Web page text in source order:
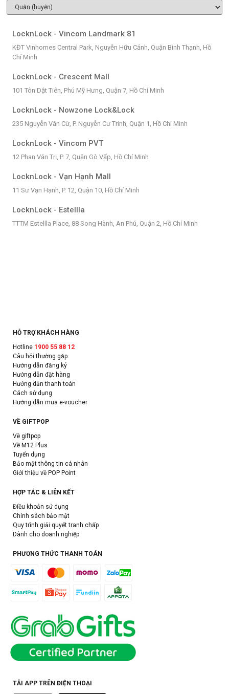
LocknLock - Vincom Landmark 81
KĐT Vinhomes Central Park, Nguyễn Hữu Cảnh, Quận Bình Thạnh, Hồ
Chí Minh
LocknLock - Crescent Mall
101 Tôn Dật Tiên, Phú Mỹ Hưng, Quận 7, Hồ Chí Minh
LocknLock - Nowzone Lock&Lock
235 Nguyễn Văn Cừ, P. Nguyễn Cư Trinh, Quận 1, Hồ Chí Minh
LocknLock - Vincom PVT
12 Phan Văn Trị, P. 7, Quận Gò Vấp, Hồ Chí Minh
LocknLock - Vạn Hạnh Mall
11 Sư Vạn Hạnh, P. 12, Quận 10, Hồ Chí Minh
LocknLock - Estellla
TTTM Estellla Place, 88 Song Hành, An Phú, Quận 2, Hồ Chí Minh
HỖ TRỢ KHÁCH HÀNG
Hotline 1900 55 88 12
Câu hỏi thường gặp
Hướng dẫn đăng ký
Hướng dẫn đặt hàng
Hướng dẫn thanh toán
Cách sử dụng
Hướng dẫn mua e-voucher
VỀ GIFTPOP
Về giftpop
Về M12 Plus
Tuyển dụng
Bảo mật thông tin cá nhân
Giới thiệu về POP Point
HỢP TÁC & LIÊN KẾT
Điều khoản sử dụng
Chính sách bảo mật
Quy trình giải quyết tranh chấp
Dành cho doanh nghiệp
PHƯƠNG THỨC THANH TOÁN
TẢI APP TRÊN ĐIỆN THOẠI